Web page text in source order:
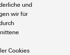
und
wir für
Cookies